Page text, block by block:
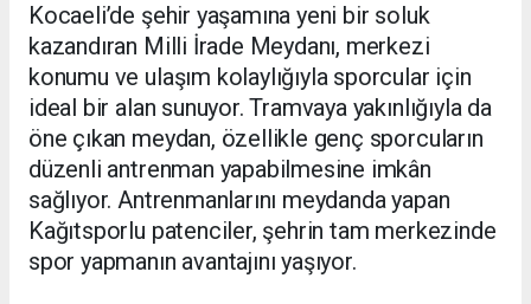
Kocaeli’de şehir yaşamına yeni bir soluk
kazandıran Milli İrade Meydanı, merkezi
konumu ve ulaşım kolaylığıyla sporcular için
ideal bir alan sunuyor. Tramvaya yakınlığıyla da
öne çıkan meydan, özellikle genç sporcuların
düzenli antrenman yapabilmesine imkân
sağlıyor. Antrenmanlarını meydanda yapan
Kağıtsporlu patenciler, şehrin tam merkezinde
spor yapmanın avantajını yaşıyor.